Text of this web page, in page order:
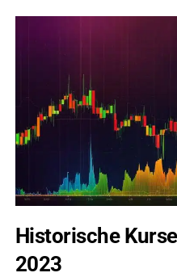
Historische
2023